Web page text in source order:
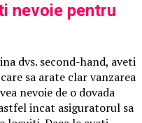
nevoie pentru
dvs. second-hand, aveti
care sa arate clar vanzarea
nevoie de o dovada
incat asiguratorul sa